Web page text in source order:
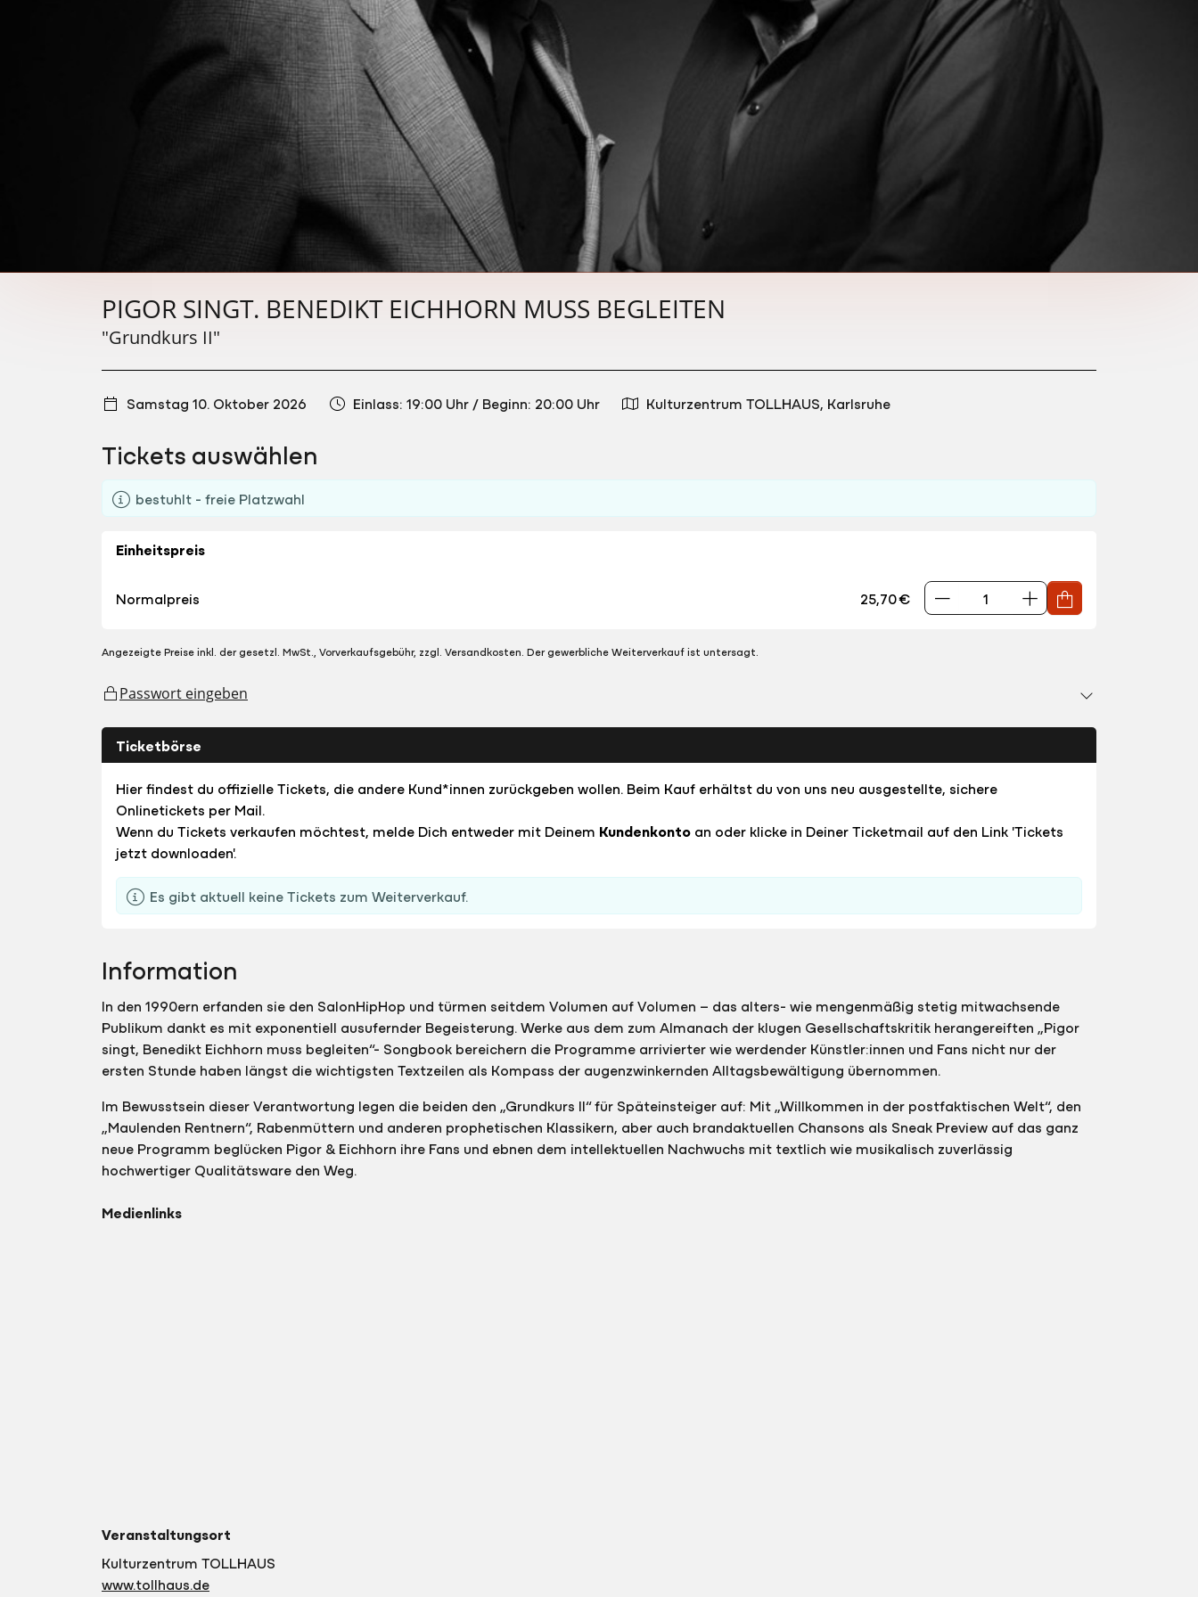
PIGOR SINGT. BENEDIKT EICHHORN MUSS BEGLEITEN
"Grundkurs II"
Samstag 10. Oktober 2026 Einlass: 19:00 Uhr / Beginn: 20:00 Uhr Kulturzentrum TOLLHAUS, Karlsruhe
Tickets auswählen
bestuhlt - freie Platzwahl
Einheitspreis
Normalpreis 25,70 €
Angezeigte Preise inkl. der gesetzl. MwSt., Vorverkaufsgebühr, zzgl. Versandkosten. Der gewerbliche Weiterverkauf ist untersagt.
Passwort eingeben
Ticketbörse
Hier findest du offizielle Tickets, die andere Kund*innen zurückgeben wollen. Beim Kauf erhältst du von uns neu ausgestellte, sichere
Onlinetickets per Mail.
Wenn du Tickets verkaufen möchtest, melde Dich entweder mit Deinem Kundenkonto an oder klicke in Deiner Ticketmail auf den Link 'Tickets
jetzt downloaden'.
Es gibt aktuell keine Tickets zum Weiterverkauf.
Information
In den 1990ern erfanden sie den SalonHipHop und türmen seitdem Volumen auf Volumen – das alters- wie mengenmäßig stetig mitwachsende
Publikum dankt es mit exponentiell ausufernder Begeisterung. Werke aus dem zum Almanach der klugen Gesellschaftskritik herangereiften „Pigor
singt, Benedikt Eichhorn muss begleiten“- Songbook bereichern die Programme arrivierter wie werdender Künstler:innen und Fans nicht nur der
ersten Stunde haben längst die wichtigsten Textzeilen als Kompass der augenzwinkernden Alltagsbewältigung übernommen.
Im Bewusstsein dieser Verantwortung legen die beiden den „Grundkurs II“ für Späteinsteiger auf: Mit „Willkommen in der postfaktischen Welt“, den
„Maulenden Rentnern“, Rabenmüttern und anderen prophetischen Klassikern, aber auch brandaktuellen Chansons als Sneak Preview auf das ganz
neue Programm beglücken Pigor & Eichhorn ihre Fans und ebnen dem intellektuellen Nachwuchs mit textlich wie musikalisch zuverlässig
hochwertiger Qualitätsware den Weg.
Medienlinks
Veranstaltungsort
Kulturzentrum TOLLHAUS
www.tollhaus.de